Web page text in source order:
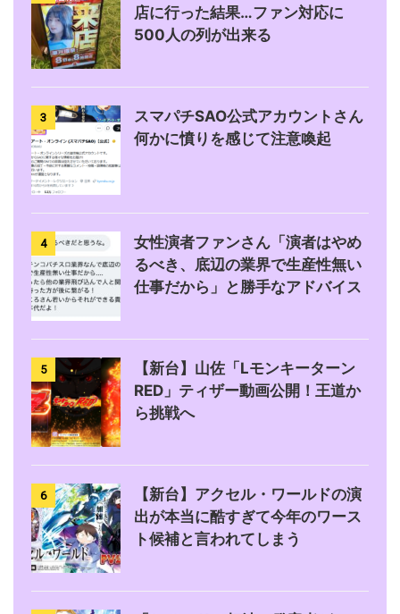
店に行った結果…ファン対応に
500人の列が出来る
3
スマパチSAO公式アカウントさん
何かに憤りを感じて注意喚起
4
女性演者ファンさん「演者はやめ
るべき、底辺の業界で生産性無い
仕事だから」と勝手なアドバイス
5
【新台】山佐「Lモンキーターン
RED」ティザー動画公開！王道か
ら挑戦へ
6
【新台】アクセル・ワールドの演
出が本当に酷すぎて今年のワース
ト候補と言われてしまう